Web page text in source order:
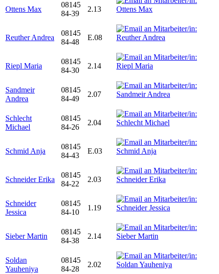
Ottens Max
08145
84-39
2.13
Reuther Andrea
08145
84-48
E.08
Riepl Maria
08145
84-30
2.14
Sandmeir
Andrea
08145
84-49
2.07
Schlecht
Michael
08145
84-26
2.04
Schmid Anja
08145
84-43
E.03
Schneider Erika
08145
84-22
2.03
Schneider
Jessica
08145
84-10
1.19
Sieber Martin
08145
84-38
2.14
Soldan
Yauheniya
08145
84-28
2.02